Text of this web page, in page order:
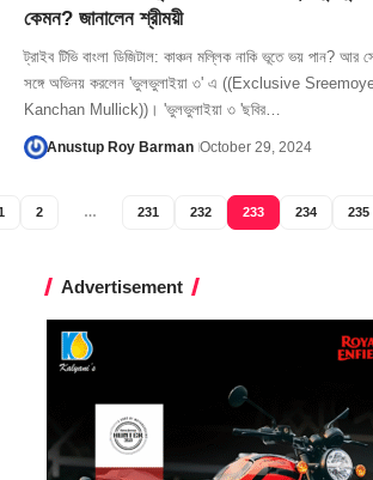
কেমন? জানালেন শ্রীময়ী
ট্রাইব টিভি বাংলা ডিজিটাল: কাঞ্চন মল্লিক নাকি ভূতে ভয় পান? আর
সঙ্গে অভিনয় করলেন 'ভুলভুলাইয়া ৩' এ ((Exclusive
Kanchan Mullick))। 'ভুলভুলাইয়া ৩ 'ছবির…
Anustup Roy Barman October 29, 2024
2 … 231 232 233 234 235
Advertisement